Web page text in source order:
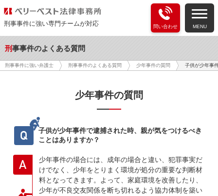
刑事事件に強い専門チームが対応 問い合わせ MENU
刑事事件のよくある質問
刑事事件に強い弁護士 刑事事件のよくある質問 少年事件の質問 子供が少年事
少年事件の質問
Q
子供が少年事件で逮捕された時、親が気をつけるべき
ことはありますか？
A
少年事件の場合には、成年の場合と違い、犯罪事実だ
けでなく、少年をとりまく環境が処分の重要な判断材
料となってきます。よって、家庭環境を改善したり、
少年が不良交友関係を断ち切れるよう協力体制を築い